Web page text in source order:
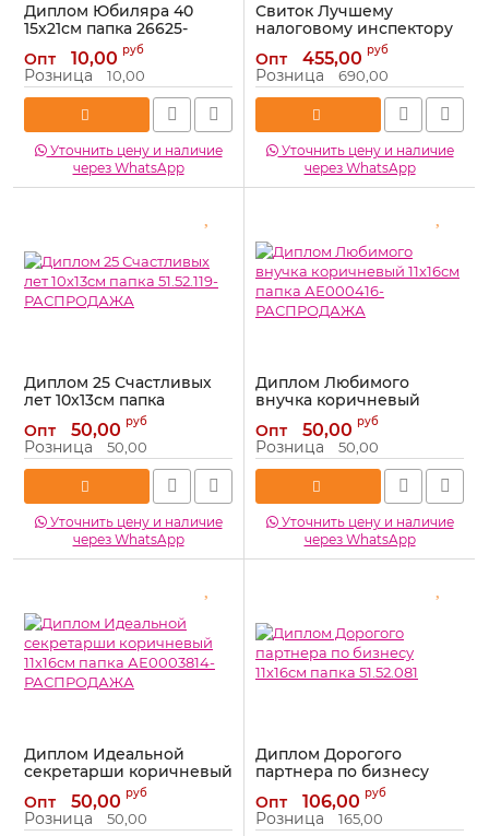
Диплом Юбиляра 40
15х21см папка 26625-
РАСПРОДАЖА
Артикул: 26625-РАСПРОДАЖА
Опт 10,00 руб
Розница 10,00
Уточнить цену и наличие
через WhatsApp
Свиток Лучшему
налоговому инспектору
Артикул: 3336811
Опт 455,00 руб
Розница 690,00
Уточнить цену и наличие
через WhatsApp
Диплом 25 Счастливых
лет 10х13см папка
51.52.119-РАСПРОДАЖА
Артикул: 51.52.119-РАСПРОДАЖА
Опт 50,00 руб
Розница 50,00
Уточнить цену и наличие
через WhatsApp
Диплом Любимого
внучка коричневый
11х16см папка АЕ000416-
РАСПРОДАЖА
Артикул: АЕ000416-
РАСПРОДАЖА
Опт 50,00 руб
Розница 50,00
Уточнить цену и наличие
через WhatsApp
Диплом Идеальной
секретарши коричневый
11х16см папка АЕ0003814-
РАСПРОДАЖА
Артикул: АЕ0003814-
Опт 50,00 руб
Розница 50,00
Диплом Дорогого
партнера по бизнесу
11х16см папка 51.52.081
Артикул: 51.52.081
Опт 106,00 руб
Розница 165,00